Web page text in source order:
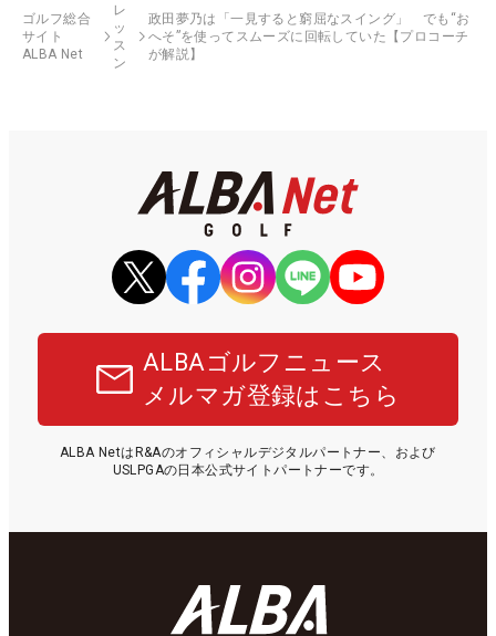
ゴルフ総合
サイト
ALBA Net
レ
ッ
ス
ン
政田夢乃は「一見すると窮屈なスイング」 でも“お
へそ”を使ってスムーズに回転していた【プロコーチ
が解説】
ALBAゴルフニュース
メルマガ登録はこちら
ALBA NetはR&Aのオフィシャルデジタルパートナー、および
USLPGAの日本公式サイトパートナーです。